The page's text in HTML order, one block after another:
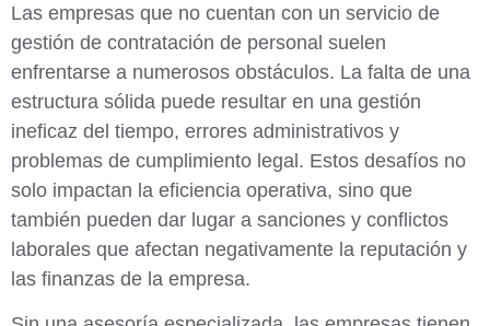
Las empresas que no cuentan con un servicio de
gestión de contratación de personal suelen
enfrentarse a numerosos obstáculos. La falta de una
estructura sólida puede resultar en una gestión
ineficaz del tiempo, errores administrativos y
problemas de cumplimiento legal. Estos desafíos no
solo impactan la eficiencia operativa, sino que
también pueden dar lugar a sanciones y conflictos
laborales que afectan negativamente la reputación y
las finanzas de la empresa.